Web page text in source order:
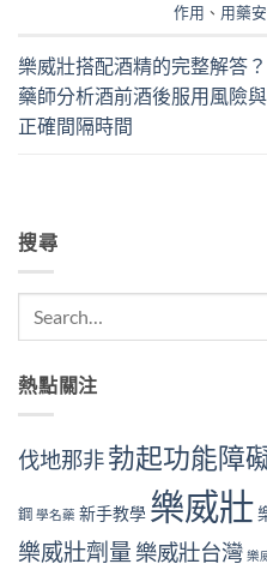
作用 、 用藥
樂威壯搭配酒精的完整解答？
藥師分析酒前酒後服用風險與
正確間隔時間
搜尋
熱點關注
伐地那非勃起功能障
鋼 學名藥 新手教學 樂威壯
樂威壯劑量 樂威壯台灣 樂